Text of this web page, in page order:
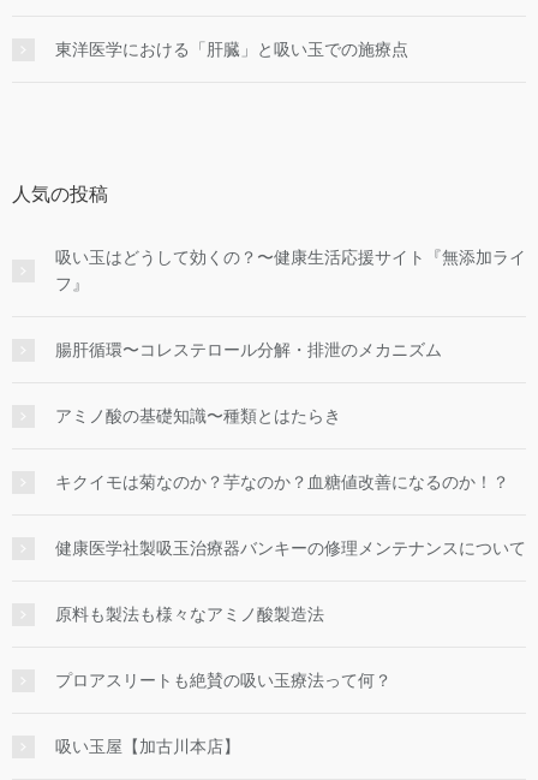
東洋医学における「肝臓」と吸い玉での施療点
人気の投稿
吸い玉はどうして効くの？〜健康生活応援サイト『無添加ライ
フ』
腸肝循環〜コレステロール分解・排泄のメカニズム
アミノ酸の基礎知識〜種類とはたらき
キクイモは菊なのか？芋なのか？血糖値改善になるのか！？
健康医学社製吸玉治療器バンキーの修理メンテナンスについて
原料も製法も様々なアミノ酸製造法
プロアスリートも絶賛の吸い玉療法って何？
吸い玉屋【加古川本店】